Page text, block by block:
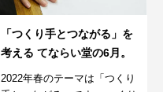
「つくり手とつながる」を
考える てならい堂の6月。
2022年春のテーマは「つくり